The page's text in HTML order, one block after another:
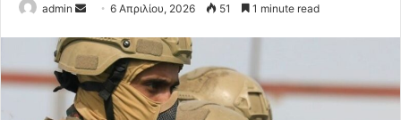
admin
Send
email
6 Απριλίου, 2026 51 1 minute read